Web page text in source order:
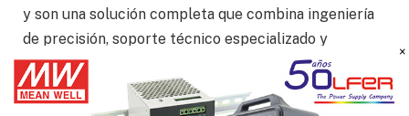
y son una solución completa que combina ingeniería
de precisión, soporte técnico especializado y
servicios posventa diseñados para maximizar el
retorno de inversión y la tranquilidad operativa de